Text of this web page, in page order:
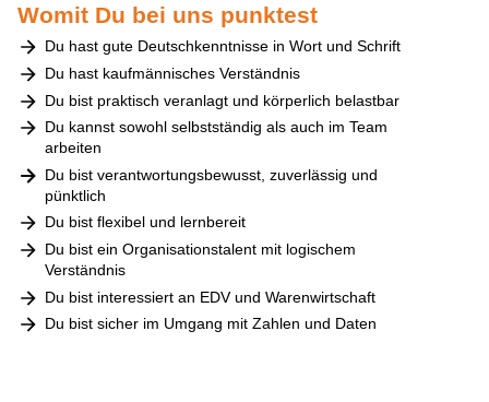
Womit Du bei uns punktest
Du hast gute Deutschkenntnisse in Wort und Schrift
Du hast kaufmännisches Verständnis
Du bist praktisch veranlagt und körperlich belastbar
Du kannst sowohl selbstständig als auch im Team
arbeiten
Du bist verantwortungsbewusst, zuverlässig und
pünktlich
Du bist flexibel und lernbereit
Du bist ein Organisationstalent mit logischem
Verständnis
Du bist interessiert an EDV und Warenwirtschaft
Du bist sicher im Umgang mit Zahlen und Daten